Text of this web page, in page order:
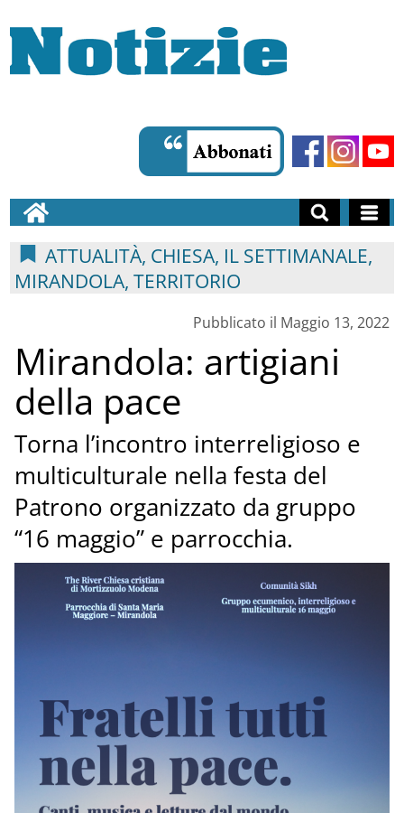
ATTUALITÀ, CHIESA, IL SETTIMANALE,
MIRANDOLA, TERRITORIO
Pubblicato il Maggio 13, 2022
Mirandola: artigiani
della pace
Torna l’incontro interreligioso e
multiculturale nella festa del
Patrono organizzato da gruppo
“16 maggio” e parrocchia.